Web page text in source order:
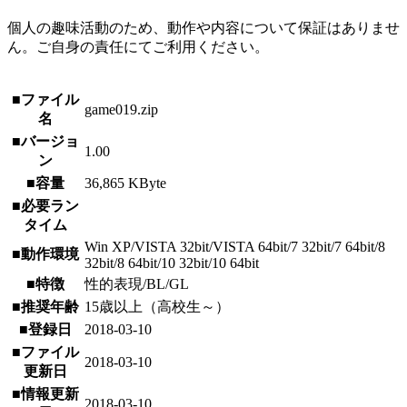
個人の趣味活動のため、動作や内容について保証はありませ
ん。ご自身の責任にてご利用ください。
■ファイル
名
game019.zip
■バージョ
ン
1.00
■容量
36,865 KByte
■必要ラン
タイム
■動作環境 Win XP/VISTA 32bit/VISTA 64bit/7 32bit/7 64bit/8
32bit/8 64bit/10 32bit/10 64bit
■特徴
性的表現/BL/GL
■推奨年齢 15歳以上（高校生～）
■登録日
2018-03-10
■ファイル
更新日
2018-03-10
■情報更新
2018-03-10